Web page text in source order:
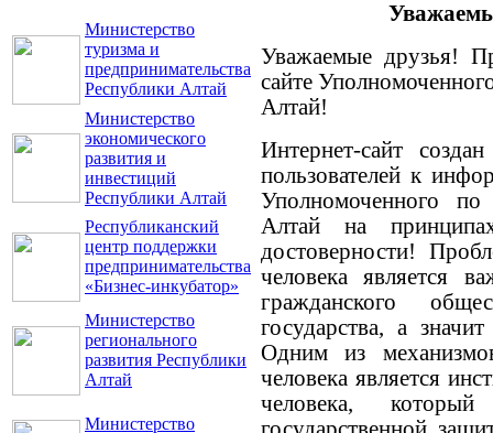
Министерство
туризма и
предпринимательства
Республики Алтай
Министерство
экономического
развития и
инвестиций
Республики Алтай
Республиканский
центр поддержки
предпринимательства
«Бизнес-инкубатор»
Министерство
регионального
развития Республики
Алтай
Министерство
Уважаемые друзья!
сайте
Алтай!
Интернет-сайт
пользователей к
Уполномоченного
Алтай на
достоверности!
человека является
гражданского
государства, а
Одним из
человека является
человека,